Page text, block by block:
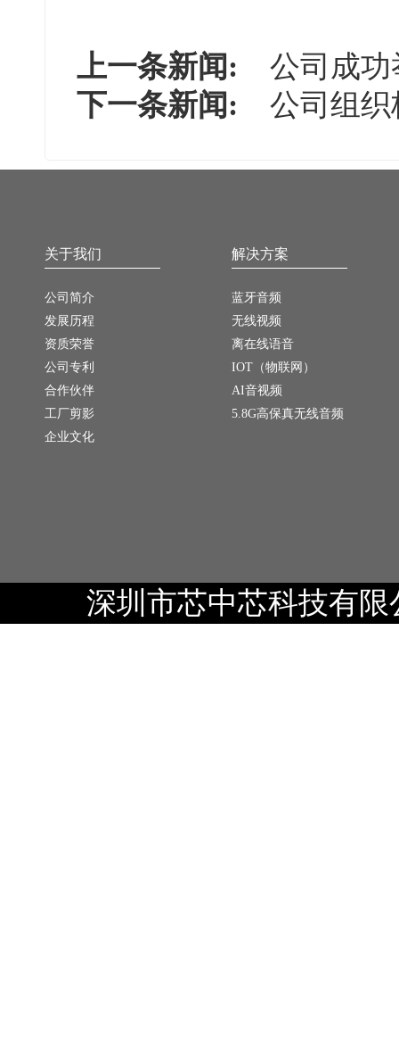
上一条新闻:
公司成功
下一条新闻:
公司组
关于我们
公司简介
发展历程
资质荣誉
公司专利
合作伙伴
工厂剪影
企业文化
解决方案
蓝牙音频
无线视频
离在线语音
IOT（物联网）
AI音视频
5.8G高保真无线音频
深圳市芯中芯科技有